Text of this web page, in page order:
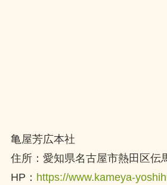
亀屋芳広本社
住所：愛知県名古屋市熱田区
HP： https://www.kameya-